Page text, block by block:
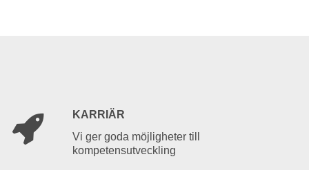
KARRIÄR
Vi ger goda möjligheter till
kompetensutveckling